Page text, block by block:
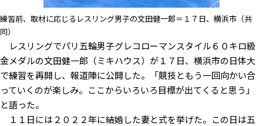
練習前、取材に応じるレスリング男子の文田健一郎＝１７日、横浜市（共
同）
レスリングでパリ五輪男子グレコローマンスタイル６０キロ級
金メダルの文田健一郎（ミキハウス）が１７日、横浜市の日体大
で練習を再開し、報道陣に公開した。「競技ともう一回向かい合
っていくのが楽しみ。ここからいろいろ目標が出てくると思う」
と語った。
１１日には２０２２年に結婚した妻と式を挙げた。この日は五